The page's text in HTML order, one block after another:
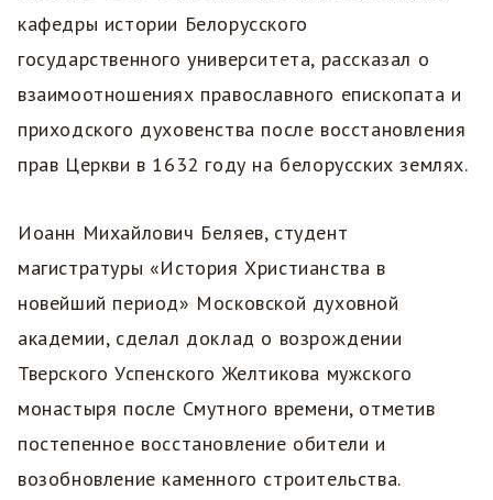
кафедры истории Белорусского
государственного университета, рассказал о
взаимоотношениях православного епископата и
приходского духовенства после восстановления
прав Церкви в 1632 году на белорусских землях.
Иоанн Михайлович Беляев, студент
магистратуры «История Христианства в
новейший период» Московской духовной
академии, сделал доклад о возрождении
Тверского Успенского Желтикова мужского
монастыря после Смутного времени, отметив
постепенное восстановление обители и
возобновление каменного строительства.